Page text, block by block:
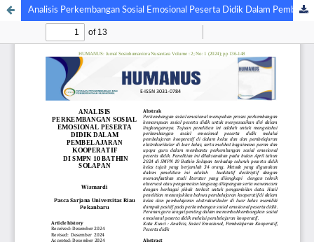
Analisis Perkembangan Sosial Emosional Peserta Didik Dalam Pembelajaran Kooperatif di SMPN 10 Bathin Solapan